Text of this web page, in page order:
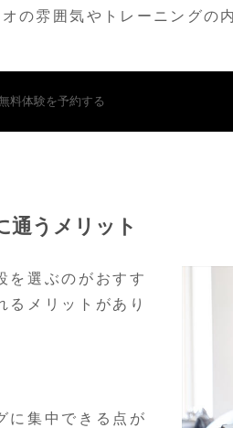
の雰囲気やトレーニングの
料体験を予約する
通うメリット
を選ぶのがおすす
るメリットがあり
に集中できる点が